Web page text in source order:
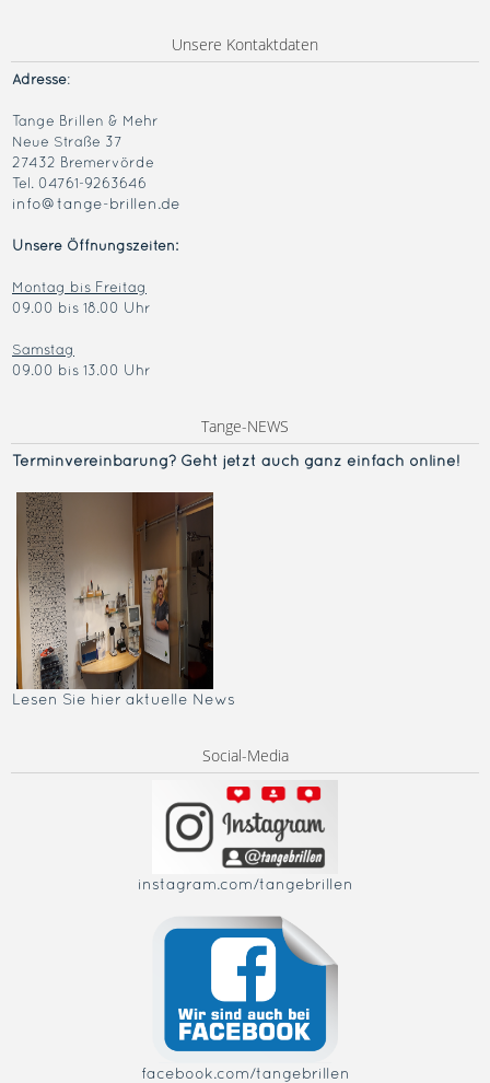
Unsere Kontaktdaten
Adresse:
Tange Brillen & Mehr
Neue Straße 37
27432 Bremervörde
Tel. 04761-9263646
info@tange-brillen.de
Unsere Öffnungszeiten:
Montag bis Freitag
09.00 bis 18.00 Uhr
Samstag
09.00 bis 13.00 Uhr
Tange-NEWS
Terminvereinbarung? Geht jetzt auch ganz einfach online!
Lesen Sie hier aktuelle News
Social-Media
instagram.com/tangebrillen
facebook.com/tangebrillen